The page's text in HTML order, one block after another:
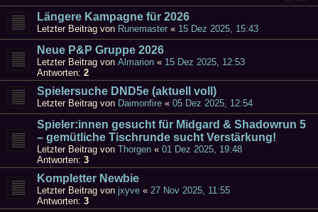
Längere Kampagne für 2026
Letzter Beitrag von Runemaster « 15 Dez 2025, 15:43
Neue P&P Gruppe 2026
Letzter Beitrag von Almarion « 15 Dez 2025, 12:53
Antworten: 2
Spielersuche DND5e (aktuell voll)
Letzter Beitrag von Daimonfire « 05 Dez 2025, 12:54
Spieler:innen gesucht für Midgard & Shadowrun 5
– gemütliche Tischrunde sucht Verstärkung!
Letzter Beitrag von Thorgen « 01 Dez 2025, 19:48
Antworten: 3
Kompletter Newbie
Letzter Beitrag von jxyve « 27 Nov 2025, 11:55
Antworten: 3